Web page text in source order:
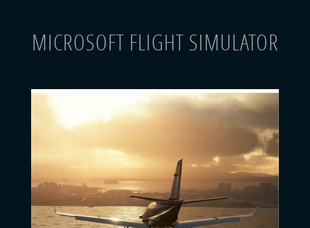
MICROSOFT FLIGHT SIMULATOR